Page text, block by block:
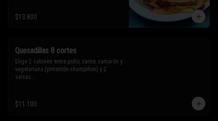
* Los ingredientes no son intercambiables.
Sólo puedes solicitar eliminar un
$13.800
Quesadillas 8 cortes
Elige 2 sabores entre pollo, carne, camarón y
vegetariana (pimentón-champiñon) y 2
salsas.
* Los ingredientes no son intercambiables.
Sólo puedes solicitar eliminar un
$11.100